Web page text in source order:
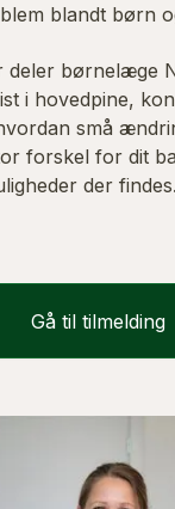
blandt børn
deler børnelæge
i hovedpine,
små
forskel for dit
der findes.
Gå til tilmelding